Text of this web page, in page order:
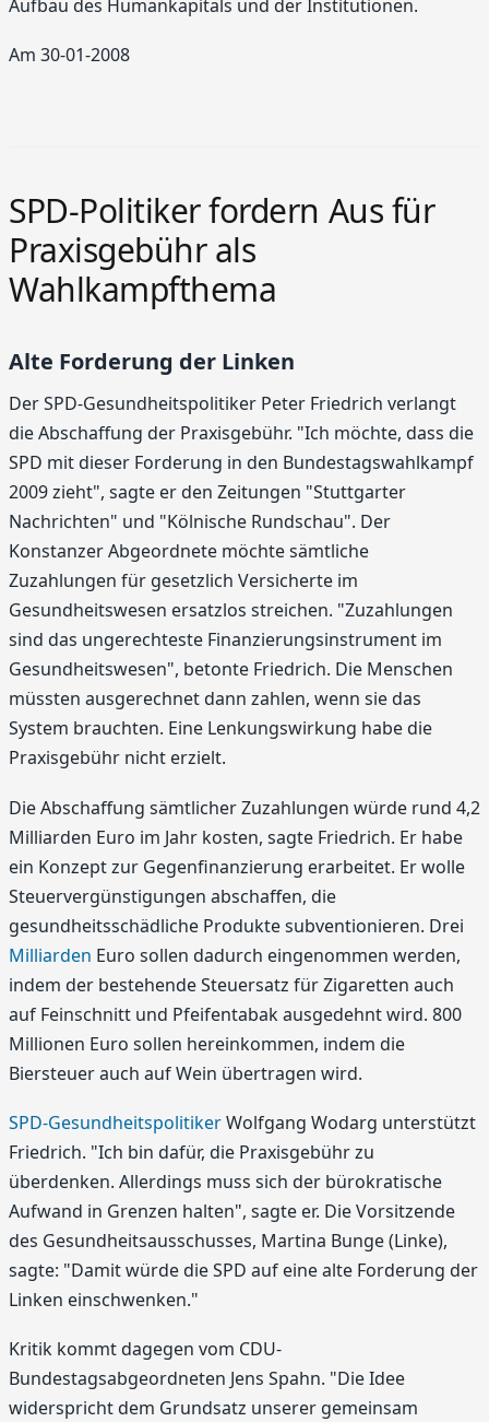
Aufbau des Humankapitals und der Institutionen.
Am 30-01-2008
SPD-Politiker fordern Aus für
Praxisgebühr als
Wahlkampfthema
Alte Forderung der Linken
Der SPD-Gesundheitspolitiker Peter Friedrich verlangt
die Abschaffung der Praxisgebühr. "Ich möchte, dass die
SPD mit dieser Forderung in den Bundestagswahlkampf
2009 zieht", sagte er den Zeitungen "Stuttgarter
Nachrichten" und "Kölnische Rundschau". Der
Konstanzer Abgeordnete möchte sämtliche
Zuzahlungen für gesetzlich Versicherte im
Gesundheitswesen ersatzlos streichen. "Zuzahlungen
sind das ungerechteste Finanzierungsinstrument im
Gesundheitswesen", betonte Friedrich. Die Menschen
müssten ausgerechnet dann zahlen, wenn sie das
System brauchten. Eine Lenkungswirkung habe die
Praxisgebühr nicht erzielt.
Die Abschaffung sämtlicher Zuzahlungen würde rund 4,2
Milliarden Euro im Jahr kosten, sagte Friedrich. Er habe
ein Konzept zur Gegenfinanzierung erarbeitet. Er wolle
Steuervergünstigungen abschaffen, die
gesundheitsschädliche Produkte subventionieren. Drei
Milliarden Euro sollen dadurch eingenommen werden,
indem der bestehende Steuersatz für Zigaretten auch
auf Feinschnitt und Pfeifentabak ausgedehnt wird. 800
Millionen Euro sollen hereinkommen, indem die
Biersteuer auch auf Wein übertragen wird.
SPD-GesundheitspolitikerWolfgang Wodarg unterstützt
Friedrich. "Ich bin dafür, die Praxisgebühr zu
überdenken. Allerdings muss sich der bürokratische
Aufwand in Grenzen halten", sagte er. Die Vorsitzende
des Gesundheitsausschusses, Martina Bunge (Linke),
sagte: "Damit würde die SPD auf eine alte Forderung der
Linken einschwenken."
Kritik kommt dagegen vom CDU-
Bundestagsabgeordneten Jens Spahn. "Die Idee
widerspricht dem Grundsatz unserer gemeinsam